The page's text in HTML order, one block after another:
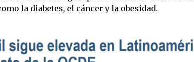
la diabetes, el cáncer y la obesidad.